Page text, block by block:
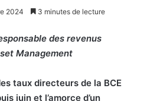
2024 3 minutes de lecture
des revenus
Management
taux directeurs de la BCE
juin et l’amorce d’un